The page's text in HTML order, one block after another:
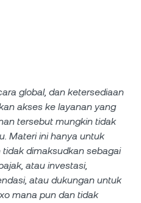
global, dan ketersediaan
akses ke layanan yang
tersebut mungkin tidak
Materi ini hanya untuk
dimaksudkan sebagai
atau investasi,
atau dukungan untuk
mana pun dan tidak